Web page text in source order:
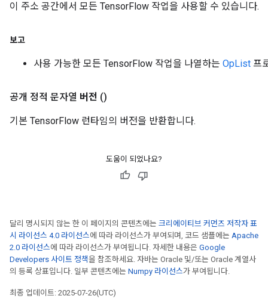
이 주소 공간에서 모든 TensorFlow 작업을 사용할 수 있습니다.
보고
사용 가능한 모든 TensorFlow 작업을 나열하는 OpList 프
공개 정적 문자열 버전 ()
기본 TensorFlow 런타임의 버전을 반환합니다.
도움이 되었나요?
달리 명시되지 않는 한 이 페이지의 콘텐츠에는 크리에이티브 커먼즈 저작자 표
시 라이선스 4.0 라이선스에 따라 라이선스가 부여되며, 코드 샘플에는 Apache
2.0 라이선스에 따라 라이선스가 부여됩니다. 자세한 내용은 Google
Developers 사이트 정책을 참조하세요. 자바는 Oracle 및/또는 Oracle 계열사
의 등록 상표입니다. 일부 콘텐츠에는 Numpy 라이선스가 부여됩니다.
최종 업데이트: 2025-07-26(UTC)